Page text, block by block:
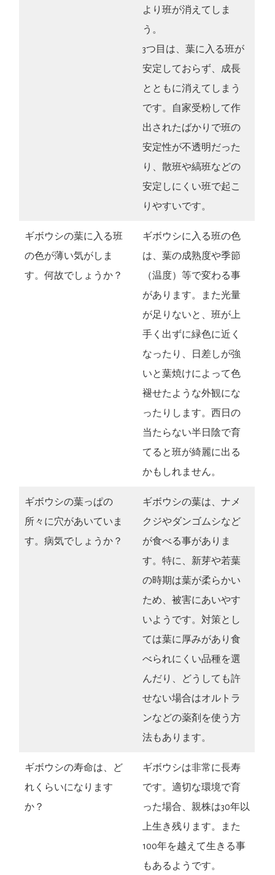
より班が消えてしま
う。
3つ目は、葉に入る班が
安定しておらず、成長
とともに消えてしまう
です。自家受粉して作
出されたばかりで班の
安定性が不透明だった
り、散班や縞班などの
安定しにくい班で起こ
りやすいです。
ギボウシの葉に入る班
の色が薄い気がしま
す。何故でしょうか？
ギボウシに入る班の色
は、葉の成熟度や季節
（温度）等で変わる事
があります。また光量
が足りないと、班が上
手く出ずに緑色に近く
なったり、日差しが強
いと葉焼けによって色
褪せたような外観にな
ったりします。西日の
当たらない半日陰で育
てると班が綺麗に出る
かもしれません。
ギボウシの葉っぱの
所々に穴があいていま
す。病気でしょうか？
ギボウシの葉は、ナメ
クジやダンゴムシなど
が食べる事がありま
す。特に、新芽や若葉
の時期は葉が柔らかい
ため、被害にあいやす
いようです。対策とし
ては葉に厚みがあり食
べられにくい品種を選
んだり、どうしても許
せない場合はオルトラ
ンなどの薬剤を使う方
法もあります。
ギボウシの寿命は、ど
れくらいになります
か？
ギボウシは非常に長寿
です。適切な環境で育
った場合、親株は30年以
上生き残ります。また
100年を越えて生きる事
もあるようです。